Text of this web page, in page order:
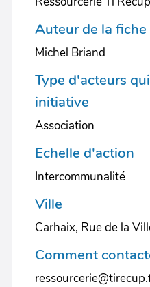
Auteur de la fiche
Michel Briand
Type d'acteurs
initiative
Association
Echelle d'action
Intercommunalité
Ville
Carhaix, Rue de la
Comment